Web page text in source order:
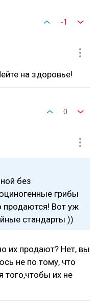
-1
на здоровье!
0
без
грибы
продаются! Вот уж
стандарты ))
их продают? Нет, вы
не по тому, что
того,чтобы их не